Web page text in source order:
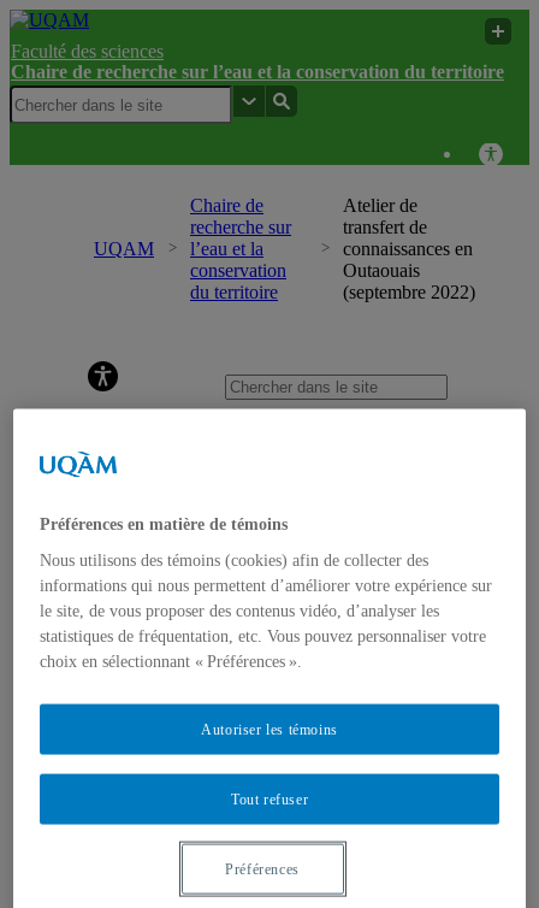
Faculté des sciences
Chaire de recherche sur l’eau et la conservation du territoire
UQAM
Chaire de
recherche sur
l’eau et la
conservation
du territoire
Atelier de
transfert de
connaissances en
Outaouais
(septembre 2022)
Recherche
Mission et objectifs
Projets en cours
Laboratoires expérimentaux
Laboratoire naturel du Mont Covey Hill
Offres de MSc et PhD
Équipe
Titulaire et chercheuse principale
Collaboratrices et collaborateurs
Étudiantes et étudiantes
Blogue
Colloque
Outils
Publications
Préférences en matière de témoins
Nous utilisons des témoins (cookies) afin de collecter des
informations qui nous permettent d’améliorer votre expérience sur
le site, de vous proposer des contenus vidéo, d’analyser les
statistiques de fréquentation, etc. Vous pouvez personnaliser votre
choix en sélectionnant « Préférences ».
Tout refuser
Autoriser les témoins
Préférences